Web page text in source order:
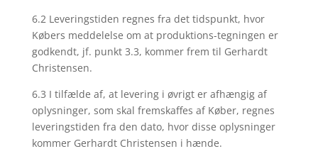
6.2 Leveringstiden regnes fra det tidspunkt, hvor
Købers meddelelse om at produktions-tegningen er
godkendt, jf. punkt 3.3, kommer frem til Gerhardt
Christensen.
6.3 I tilfælde af, at levering i øvrigt er afhængig af
oplysninger, som skal fremskaffes af Køber, regnes
leveringstiden fra den dato, hvor disse oplysninger
kommer Gerhardt Christensen i hænde.